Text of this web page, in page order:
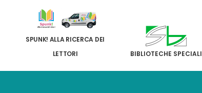
SPUNK! ALLA RICERCA DEI
LETTORI
BIBLIOTECHE SPECIALI